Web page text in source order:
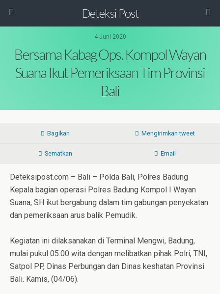
Deteksi Post
4 Juni 2020
Bersama Kabag Ops. Kompol Wayan
Suana Ikut Pemeriksaan Tim Provinsi
Bali
Bagikan Mengirimkan tweet
Sematkan Email
Deteksipost.com – Bali – Polda Bali, Polres Badung
Kepala bagian operasi Polres Badung Kompol I Wayan
Suana, SH ikut bergabung dalam tim gabungan penyekatan
dan pemeriksaan arus balik Pemudik.
Kegiatan ini dilaksanakan di Terminal Mengwi, Badung,
mulai pukul 05.00 wita dengan melibatkan pihak Polri, TNI,
Satpol PP, Dinas Perbungan dan Dinas keshatan Provinsi
Bali. Kamis, (04/06).